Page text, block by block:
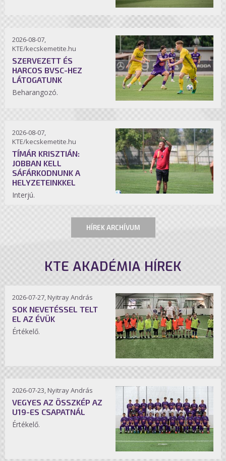
2026-08-07,
KTE/kecskemetite.hu
SZERVEZETT ÉS
HARCOS BVSC-HEZ
LÁTOGATUNK
Beharangozó.
2026-08-07,
KTE/kecskemetite.hu
TÍMÁR KRISZTIÁN:
JOBBAN KELL
SÁFÁRKODNUNK A
HELYZETEINKKEL
Interjú.
HÍREK ARCHÍVUM
KTE AKADÉMIA HÍREK
2026-07-27, Nyitray András
SOK NEVETÉSSEL TELT
EL AZ ÉVÜK
Értékelő.
2026-07-23, Nyitray András
VEGYES AZ ÖSSZKÉP AZ
U19-ES CSAPATNÁL
Értékelő.